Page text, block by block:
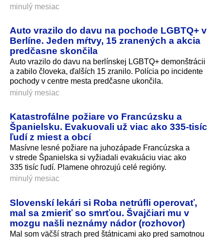
minulý mesiac
Auto vrazilo do davu na pochode LGBTQ+ v
Berlíne. Jeden mŕtvy, 15 zranených a akcia
predčasne skončila
Auto vrazilo do davu na berlínskej LGBTQ+ demonštrácii
a zabilo človeka, ďalších 15 zranilo. Polícia po incidente
pochody v centre mesta predčasne ukončila.
minulý mesiac
Katastrofálne požiare vo Francúzsku a
Španielsku. Evakuovali už viac ako 335-tisíc
ľudí z miest a obcí
Masívne lesné požiare na juhozápade Francúzska a
v strede Španielska si vyžiadali evakuáciu viac ako
335 tisíc ľudí. Plamene ohrozujú celé regióny.
minulý mesiac
Slovenskí lekári si Roba netrúfli operovať,
mal sa zmieriť so smrťou. Švajčiari mu v
mozgu našli neznámy nádor (rozhovor)
Mal som väčší strach pred štátnicami ako pred samotnou